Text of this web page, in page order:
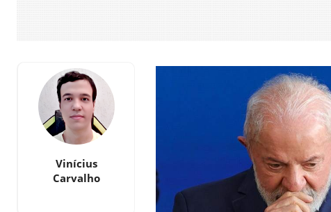
Vinícius
Carvalho